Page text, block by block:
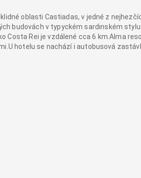
oblasti Castiadas, v jedné z
budovách v typyckém sardinském
Costa Rei je vzdálené cca 6 km.Alma
hotelu se nachází i autobusová